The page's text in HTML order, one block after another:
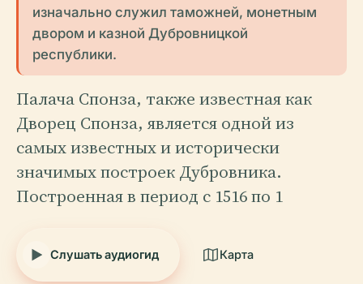
изначально служил таможней, монетным
двором и казной Дубровницкой
республики.
Палача Спонза, также известная как
Дворец Спонза, является одной из
самых известных и исторически
значимых построек Дубровника.
Построенная в период с 1516 по 1
Слушать аудиогид Карта